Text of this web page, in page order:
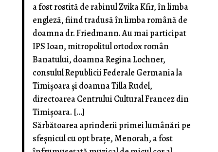
a fost rostită de rabinul Zvika Kfir, în limba
engleză, fiind tradusă în limba română de
doamna dr. Friedmann. Au mai participat
IPS Ioan, mitropolitul ortodox român
Banatului, doamna Regina Lochner,
consulul Republicii Federale Germania la
Timișoara și doamna Tilla Rudel,
directoarea Centrului Cultural Francez din
Timișoara. […]
Sărbătoarea aprinderii primei lumânări pe
sfeșnicul cu opt brațe, Menorah, a fost